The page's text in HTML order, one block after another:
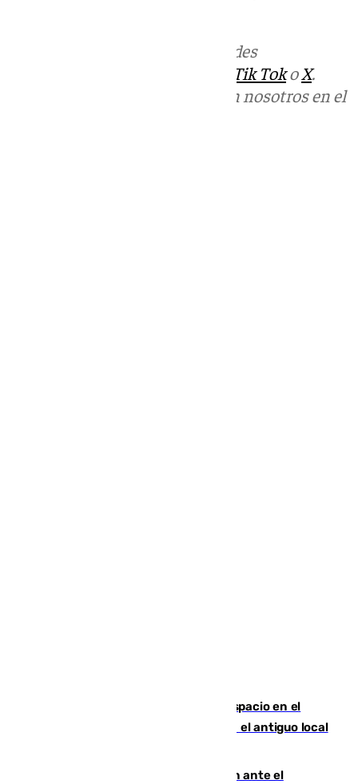
en las redes
Tik TokoX.
Puedes ponerte en contacto con nosotros en el
Las marca internacionales ganan espacio en el
Centro de Málaga: La Tagliatella abre en el antiguo local
Moreno pide extremar la precaución ante el